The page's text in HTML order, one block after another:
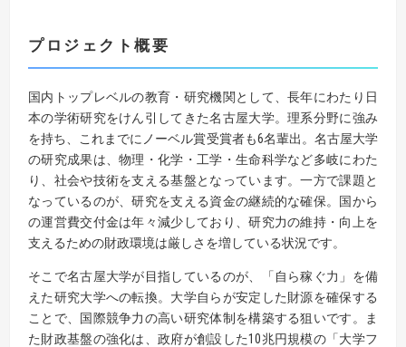
プロジェクト概要
国内トップレベルの教育・研究機関として、長年にわたり日
本の学術研究をけん引してきた名古屋大学。理系分野に強み
を持ち、これまでにノーベル賞受賞者も6名輩出。名古屋大学
の研究成果は、物理・化学・工学・生命科学など多岐にわた
り、社会や技術を支える基盤となっています。一方で課題と
なっているのが、研究を支える資金の継続的な確保。国から
の運営費交付金は年々減少しており、研究力の維持・向上を
支えるための財政環境は厳しさを増している状況です。
そこで名古屋大学が目指しているのが、「自ら稼ぐ力」を備
えた研究大学への転換。大学自らが安定した財源を確保する
ことで、国際競争力の高い研究体制を構築する狙いです。ま
た財政基盤の強化は、政府が創設した10兆円規模の「大学フ